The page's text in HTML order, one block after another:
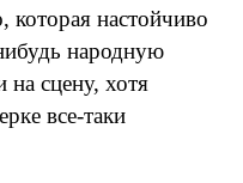
настойчиво
народную
сцену, хотя
все-таки